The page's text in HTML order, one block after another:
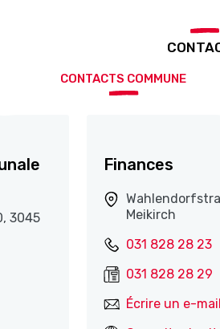
CONTACTS COMMUNE
3045
Finances
Meikirch
031 828 28 23
031 828 28 29
Écrire un e-mail